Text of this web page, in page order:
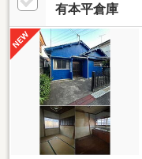
有本平倉庫